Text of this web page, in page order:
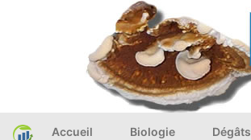
Accueil Biologie Dégâts